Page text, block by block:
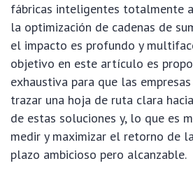
fábricas inteligentes totalmente
la optimización de cadenas de
el impacto es profundo y
objetivo en este artículo es
exhaustiva para que las
trazar una hoja de ruta clara
de estas soluciones y, lo que es
medir y maximizar el retorno de
plazo ambicioso pero alcanzable.